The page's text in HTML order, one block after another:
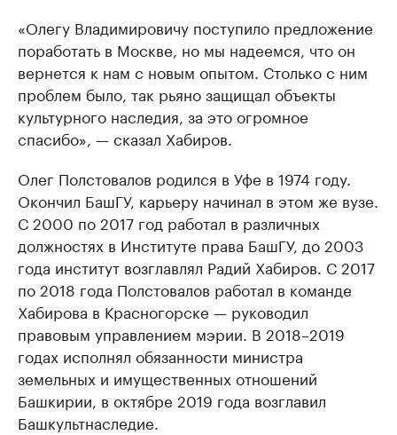
«Олегу Владимировичу поступило предложение
поработать в Москве, но мы надеемся, что он
вернется к нам с новым опытом. Столько с ним
проблем было, так рьяно защищал объекты
культурного наследия, за это огромное
спасибо», — сказал Хабиров.
Олег Полстовалов родился в Уфе в 1974 году.
Окончил БашГУ, карьеру начинал в этом же вузе.
С 2000 по 2017 год работал в различных
должностях в Институте права БашГУ, до 2003
года институт возглавлял Радий Хабиров. С 2017
по 2018 года Полстовалов работал в команде
Хабирова в Красногорске — руководил
правовым управлением мэрии. В 2018–2019
годах исполнял обязанности министра
земельных и имущественных отношений
Башкирии, в октябре 2019 года возглавил
Башкультнаследие.